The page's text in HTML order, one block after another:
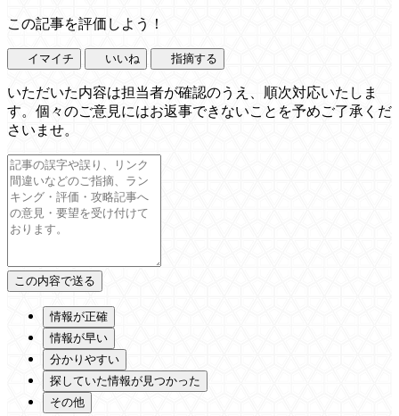
この記事を評価しよう！
イマイチ いいね 指摘する
いただいた内容は担当者が確認のうえ、順次対応いたしま
す。個々のご意見にはお返事できないことを予めご了承くだ
さいませ。
情報が正確
情報が早い
分かりやすい
探していた情報が見つかった
その他